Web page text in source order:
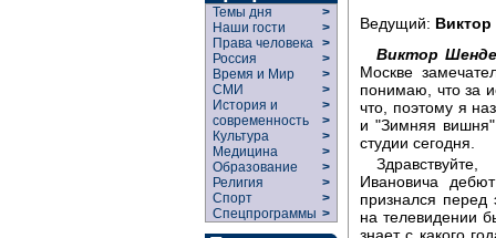
Темы дня
>
Наши гости
>
Права человека >
Россия
>
Время и Мир
>
СМИ
>
История и
современность
>
>
Культура
>
Медицина
>
Образование
>
Религия
>
Спорт
>
Спецпрограммы >
Ведущий:
Виктор
Москве
понимаю, что за
что, поэтому я
и "Зимняя
студии сегодня.
Ивановича
признался
на телевидении
знает с какого